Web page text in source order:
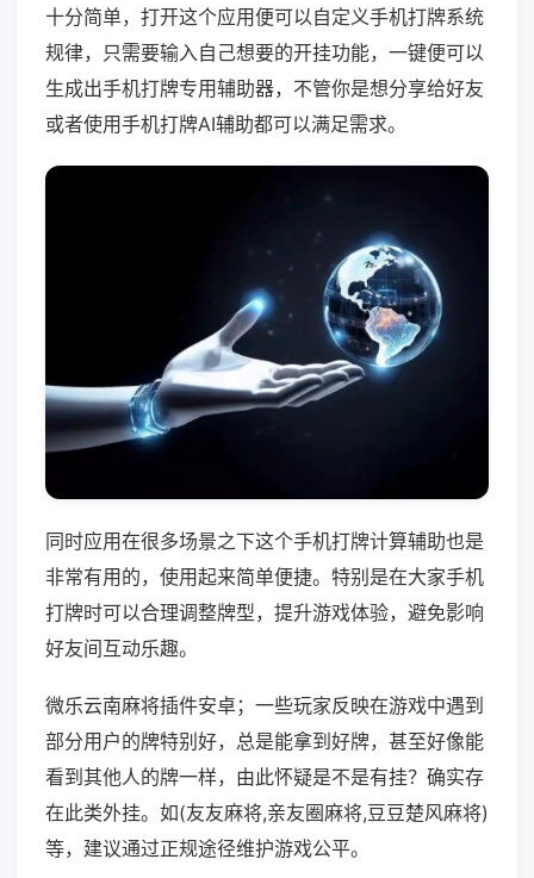
十分简单，打开这个应用便可以自定义手机打牌系统
规律，只需要输入自己想要的开挂功能，一键便可以
生成出手机打牌专用辅助器，不管你是想分享给好友
或者使用手机打牌AI辅助都可以满足需求。
同时应用在很多场景之下这个手机打牌计算辅助也是
非常有用的，使用起来简单便捷。特别是在大家手机
打牌时可以合理调整牌型，提升游戏体验，避免影响
好友间互动乐趣。
微乐云南麻将插件安卓；一些玩家反映在游戏中遇到
部分用户的牌特别好，总是能拿到好牌，甚至好像能
看到其他人的牌一样，由此怀疑是不是有挂？确实存
在此类外挂。如(友友麻将,亲友圈麻将,豆豆楚风麻将)
等，建议通过正规途径维护游戏公平。